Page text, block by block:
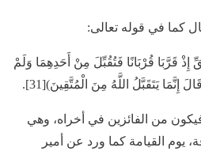
إِذْ قَرَّبَا قُرْبَانًا فَتُقُبِّلَ مِنْ أَحَدِهِمَا وَلَمْ
إِنَّمَا يَتَقَبَّلُ اللَّهُ مِنَ الْمُتَّقِينَ)[31].
فيكون من الفائزين في أخراه، وهي
يوم القيامة كما ورد عن أمير